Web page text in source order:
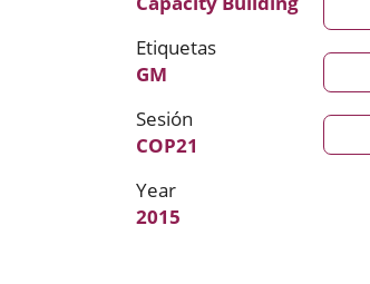
Etiquetas
GM
Sesión
COP21
Year
2015